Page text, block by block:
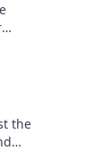
the